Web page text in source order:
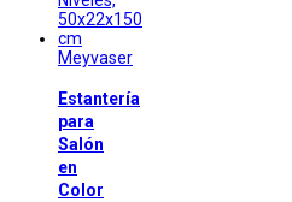
Meyvaser
Estantería
para
Salón
en
Color